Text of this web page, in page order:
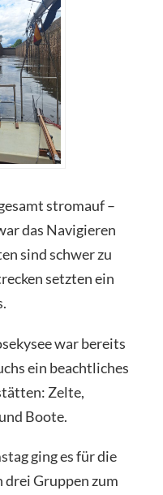
stromauf –
das Navigieren
sind schwer zu
setzten ein
war bereits
ein beachtliches
Zelte,
Boote.
ging es für die
drei Gruppen zum